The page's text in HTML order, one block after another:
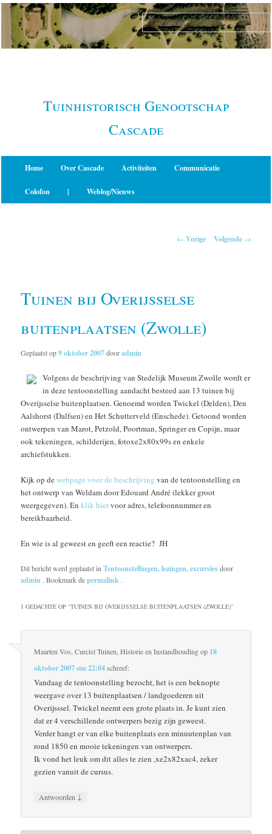
Spring
naar
primaire
Tuinhistorisch Genootschap
Cascade
Home Over Cascade Activiteiten Communicatie
Colofon | Weblog/Nieuws
← Vorige Volgende →
Tuinen bij Overijsselse
buitenplaatsen (Zwolle)
Geplaatst op9 oktober 2007dooradmin
Volgens de beschrijving van Stedelijk Museum Zwolle wordt er
in deze tentoonstelling aandacht besteed aan 13 tuinen bij
Overijsselse buitenplaatsen. Genoemd worden Twickel (Delden), Den
Aalshorst (Dalfsen) en Het Schutterveld (Enschede). Getoond worden
ontwerpen van Marot, Petzold, Poortman, Springer en Copijn, maar
ook tekeningen, schilderijen, fotoxe2x80x99s en enkele
archiefstukken.
Kijk op dewebpage voor de beschrijving van de tentoonstelling en
het ontwerp van Weldam door Edouard André (lekker groot
weergegeven). Enklik hiervoor adres, telefoonnummer en
bereikbaarheid.
En wie is al geweest en geeft een reactie? JH
Dit bericht werd geplaatst inTentoonstellingen, lezingen, excursiesdoor
admin . Bookmark depermalink .
1 GEDACHTE OP “TUINEN BIJ OVERIJSSELSE BUITENPLAATSEN (ZWOLLE)”
Maarten Vos, Curcist Tuinen, Historie en Instandhoudingop 18
oktober 2007 om 22:04schreef:
Vandaag de tentoonstelling bezocht, het is een beknopte
weergave over 13 buitenplaatsen / landgoederen uit
Overijsssel. Twickel neemt een grote plaats in. Je kunt zien
dat er 4 verschillende ontwerpers bezig zijn geweest.
Verder hangt er van elke buitenplaats een minuutenplan van
rond 1850 en mooie tekeningen van ontwerpers.
Ik vond het leuk om dit alles te zien ,xe2x82xac4, zeker
gezien vanuit de cursus.
Antwoorden ↓